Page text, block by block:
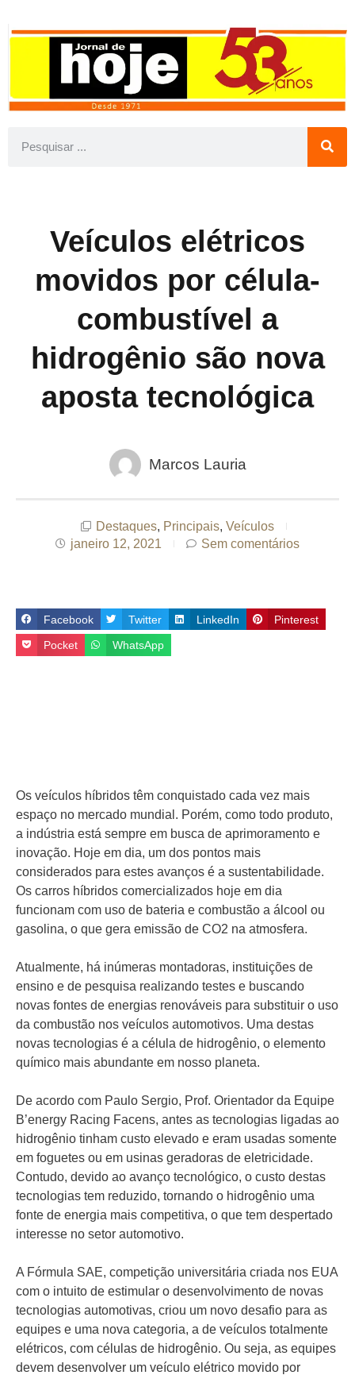
Veículos elétricos
movidos por célula-
combustível a
hidrogênio são nova
aposta tecnológica
Marcos Lauria
Destaques, Principais, Veículos
janeiro 12, 2021
Sem comentários
Facebook Twitter LinkedIn Pinterest
Pocket WhatsApp
Os veículos híbridos têm conquistado cada vez mais
espaço no mercado mundial. Porém, como todo produto,
a indústria está sempre em busca de aprimoramento e
inovação. Hoje em dia, um dos pontos mais
considerados para estes avanços é a sustentabilidade.
Os carros híbridos comercializados hoje em dia
funcionam com uso de bateria e combustão a álcool ou
gasolina, o que gera emissão de CO2 na atmosfera.
Atualmente, há inúmeras montadoras, instituições de
ensino e de pesquisa realizando testes e buscando
novas fontes de energias renováveis para substituir o uso
da combustão nos veículos automotivos. Uma destas
novas tecnologias é a célula de hidrogênio, o elemento
químico mais abundante em nosso planeta.
De acordo com Paulo Sergio, Prof. Orientador da Equipe
B’energy Racing Facens, antes as tecnologias ligadas ao
hidrogênio tinham custo elevado e eram usadas somente
em foguetes ou em usinas geradoras de eletricidade.
Contudo, devido ao avanço tecnológico, o custo destas
tecnologias tem reduzido, tornando o hidrogênio uma
fonte de energia mais competitiva, o que tem despertado
interesse no setor automotivo.
A Fórmula SAE, competição universitária criada nos EUA
com o intuito de estimular o desenvolvimento de novas
tecnologias automotivas, criou um novo desafio para as
equipes e uma nova categoria, a de veículos totalmente
elétricos, com células de hidrogênio. Ou seja, as equipes
devem desenvolver um veículo elétrico movido por